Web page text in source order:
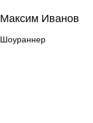
Максим Иванов
Шоураннер